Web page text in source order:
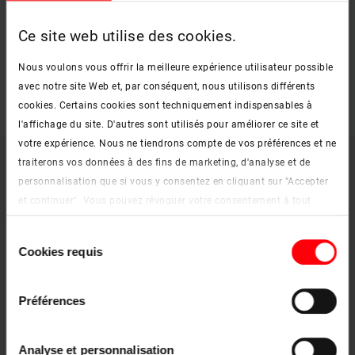
Ce site web utilise des cookies.
Nous voulons vous offrir la meilleure expérience utilisateur possible
avec notre site Web et, par conséquent, nous utilisons différents
cookies. Certains cookies sont techniquement indispensables à
l'affichage du site. D'autres sont utilisés pour améliorer ce site et
votre expérience. Nous ne tiendrons compte de vos préférences et ne
traiterons vos données à des fins de marketing, d'analyse et de
personnalisation que si vous y consentez en cliquant sur "Accepter
et continuer". Vous pouvez révoquer votre consentement à tout
cookies et les options de personnalisation sous le bouton "Afficher
les détails".
duCookies requis
Préférences
Analyse et personnalisation
Équipe en option d'un capteur d'ouverture ou d'une vitre d'alarme
Caractéristiques techniques
Accessoires
114 cm
054/078